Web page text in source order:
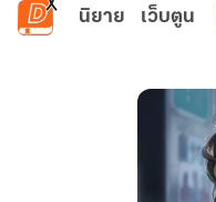
ข้ามไปยังเนื้อหาหลัก
นิยาย เว็บตูน